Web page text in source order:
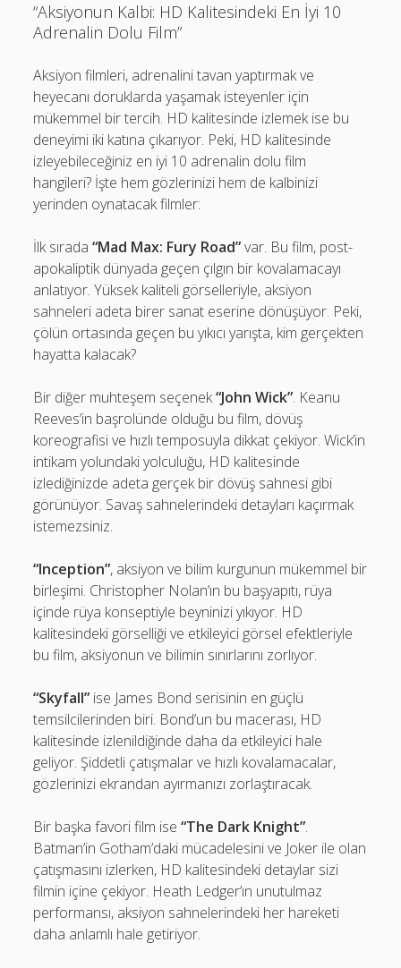
“Aksiyonun Kalbi: HD Kalitesindeki En İyi 10
Adrenalin Dolu Film”
Aksiyon filmleri, adrenalini tavan yaptırmak ve
heyecanı doruklarda yaşamak isteyenler için
mükemmel bir tercih. HD kalitesinde izlemek ise bu
deneyimi iki katına çıkarıyor. Peki, HD kalitesinde
izleyebileceğiniz en iyi 10 adrenalin dolu film
hangileri? İşte hem gözlerinizi hem de kalbinizi
yerinden oynatacak filmler:
İlk sırada“Mad Max: Fury Road”var. Bu film, post-
apokaliptik dünyada geçen çılgın bir kovalamacayı
anlatıyor. Yüksek kaliteli görselleriyle, aksiyon
sahneleri adeta birer sanat eserine dönüşüyor. Peki,
çölün ortasında geçen bu yıkıcı yarışta, kim gerçekten
hayatta kalacak?
Bir diğer muhteşem seçenek“John Wick”. Keanu
Reeves’in başrolünde olduğu bu film, dövüş
koreografisi ve hızlı temposuyla dikkat çekiyor. Wick’in
intikam yolundaki yolculuğu, HD kalitesinde
izlediğinizde adeta gerçek bir dövüş sahnesi gibi
görünüyor. Savaş sahnelerindeki detayları kaçırmak
istemezsiniz.
“Inception”, aksiyon ve bilim kurgunun mükemmel bir
birleşimi. Christopher Nolan’ın bu başyapıtı, rüya
içinde rüya konseptiyle beyninizi yıkıyor. HD
kalitesindeki görselliği ve etkileyici görsel efektleriyle
bu film, aksiyonun ve bilimin sınırlarını zorlıyor.
“Skyfall” ise James Bond serisinin en güçlü
temsilcilerinden biri. Bond’un bu macerası, HD
kalitesinde izlenildiğinde daha da etkileyici hale
geliyor. Şiddetli çatışmalar ve hızlı kovalamacalar,
gözlerinizi ekrandan ayırmanızı zorlaştıracak.
Bir başka favori film ise“The Dark Knight”.
Batman’in Gotham’daki mücadelesini ve Joker ile olan
çatışmasını izlerken, HD kalitesindeki detaylar sizi
filmin içine çekiyor. Heath Ledger’ın unutulmaz
performansı, aksiyon sahnelerindeki her hareketi
daha anlamlı hale getiriyor.